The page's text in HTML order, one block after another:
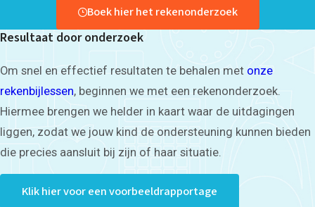
Boek hier het rekenonderzoek
Resultaat door onderzoek
Om snel en effectief resultaten te behalen met onze
rekenbijlessen, beginnen we met een rekenonderzoek.
Hiermee brengen we helder in kaart waar de uitdagingen
liggen, zodat we jouw kind de ondersteuning kunnen bieden
die precies aansluit bij zijn of haar situatie.
Klik hier voor een voorbeeldrapportage